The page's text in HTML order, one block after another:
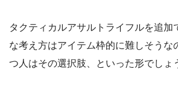
タクティカルアサルトライフルを追加
な考え方はアイテム枠的に難しそうな
つ人はその選択肢、といった形でしょ